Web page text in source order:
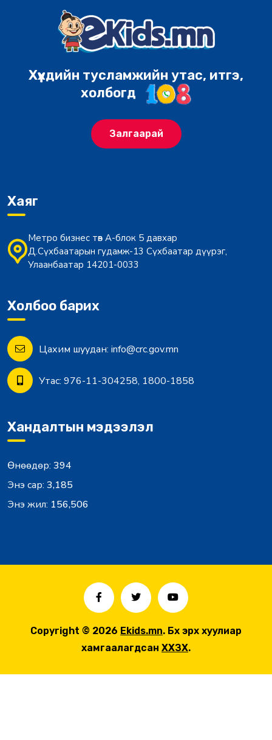
Хүүхдийн тусламжийн утас, итгэ,
холбогд
Залгаарай
Хаяг
Метро бизнес төв А-блок 5 давхар
Д.Сүхбаатарын гудамж-13 Сүхбаатар дүүрэг,
Улаанбаатар 14201-0033
Холбоо барих
Цахим шуудан: info@crc.gov.mn
Утас: 976-11-304258, 1800-1858
Хандалтын мэдээлэл
Өнөөдөр: 394
Энэ сар: 3,185
Энэ жил: 156,506
Copyright © 2026 Ekids.mn. Бүх эрх хуулиар
хамгаалагдсан ХХЗХ.